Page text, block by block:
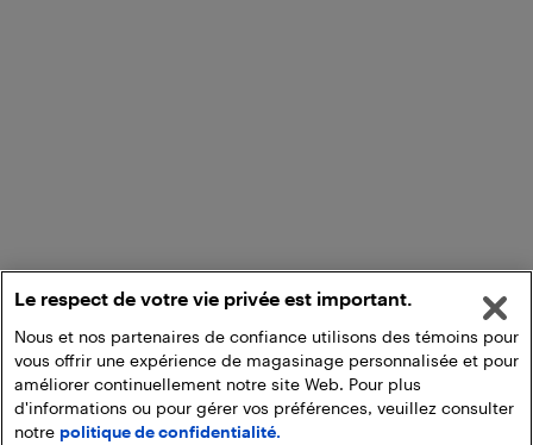
Ajouter au panier
Le respect de votre vie privée est important.
Nous et nos partenaires de confiance utilisons des témoins pour
vous offrir une expérience de magasinage personnalisée et pour
améliorer continuellement notre site Web. Pour plus
d'informations ou pour gérer vos préférences, veuillez consulter
notre politique de confidentialité.